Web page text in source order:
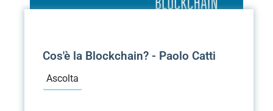
Cos'è la Blockchain? - Paolo Catti
Ascolta